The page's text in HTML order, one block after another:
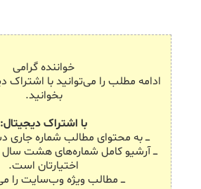
خواننده گرامی
ادامه مطلب را می‌توانید با اشتراک
بخوانید.
با اشتراک دیجیتال:
ـــ به محتوای مطالب شماره جاری
ـــ آرشیو کامل شماره‌های هشت
اختیارتان است.
ـــ مطالب ویژه وب‌سایت را